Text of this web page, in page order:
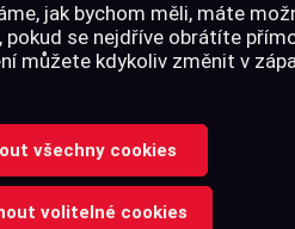
jak bychom měli, máte
se nejdříve obrátíte
můžete kdykoliv změnit v
všechny cookies
volitelné cookies